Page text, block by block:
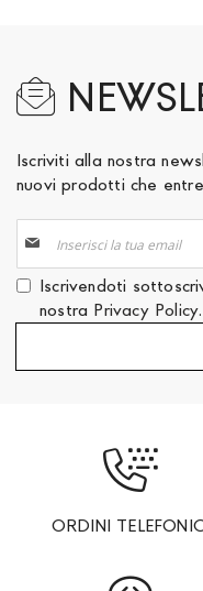
Iscriviti alla nostra
nuovi prodotti che
alla
nostra
Newsletter:
Iscrivendoti
nostra Privacy Policy.
ORDINI